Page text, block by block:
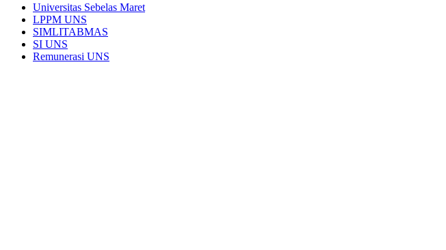
Universitas Sebelas Maret
LPPM UNS
SIMLITABMAS
SI UNS
Remunerasi UNS